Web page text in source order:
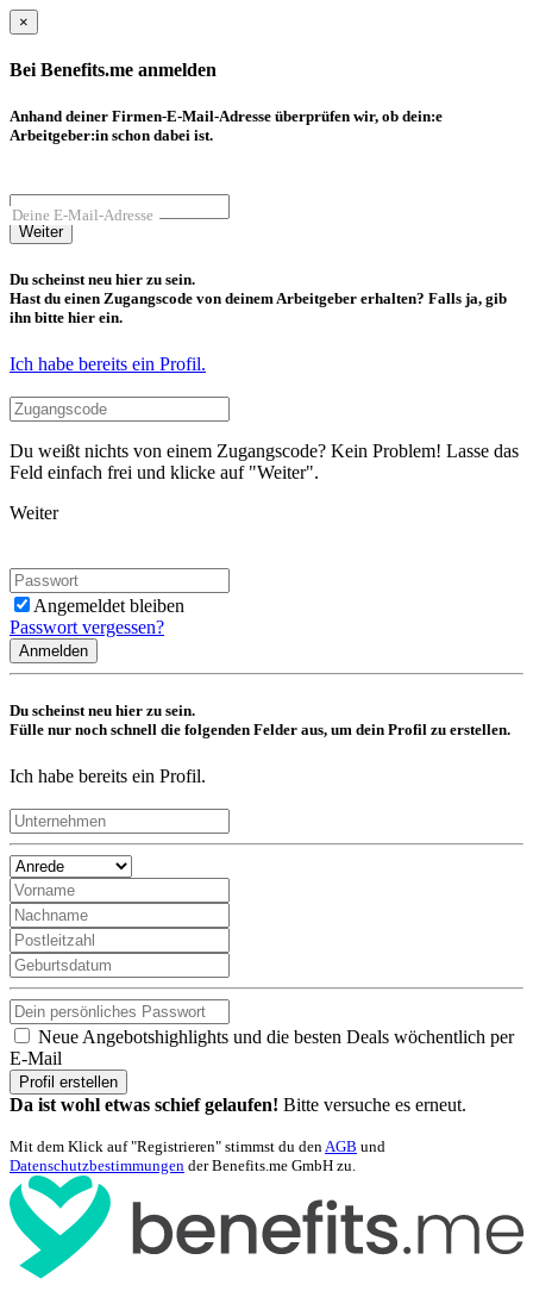
×
Bei Benefits.me anmelden
Anhand deiner Firmen-E-Mail-Adresse überprüfen wir, ob dein:e
Arbeitgeber:in schon dabei ist.
Deine E-Mail-Adresse
Weiter
Du scheinst neu hier zu sein.
Hast du einen Zugangscode von deinem Arbeitgeber erhalten? Falls ja, gib
ihn bitte hier ein.
Ich habe bereits ein Profil.
Du weißt nichts von einem Zugangscode? Kein Problem! Lasse das
Feld einfach frei und klicke auf "Weiter".
Weiter
Angemeldet bleiben
Passwort vergessen?
Anmelden
Du scheinst neu hier zu sein.
Fülle nur noch schnell die folgenden Felder aus, um dein Profil zu erstellen.
Ich habe bereits ein Profil.
Neue Angebotshighlights und die besten Deals wöchentlich per
E-Mail
Profil erstellen
Da ist wohl etwas schief gelaufen! Bitte versuche es erneut.
Mit dem Klick auf "Registrieren" stimmst du denAGB und
Datenschutzbestimmungen der Benefits.me GmbH zu.